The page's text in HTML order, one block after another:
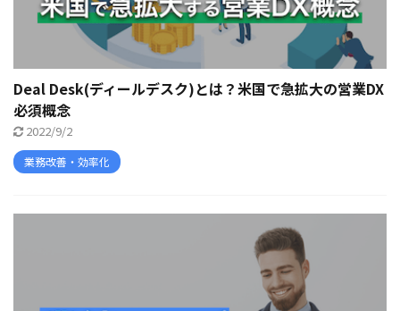
Deal Desk(ディールデスク)とは？米国で急拡大の営業DX
必須概念
2022/9/2
業務改善・効率化